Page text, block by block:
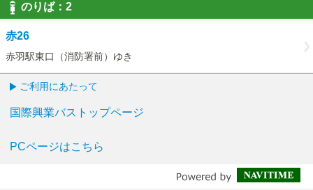
のりば： 2
2
赤26
赤羽駅東口（消防署前）ゆき
ご利用にあたって
国際興業バストップページ
PCページはこちら